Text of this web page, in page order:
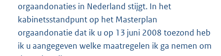
orgaandonaties in Nederland stijgt. In het
kabinetsstandpunt op het Masterplan
orgaandonatie dat ik u op 13 juni 2008 toezond heb
ik u aangegeven welke maatregelen ik ga nemen om